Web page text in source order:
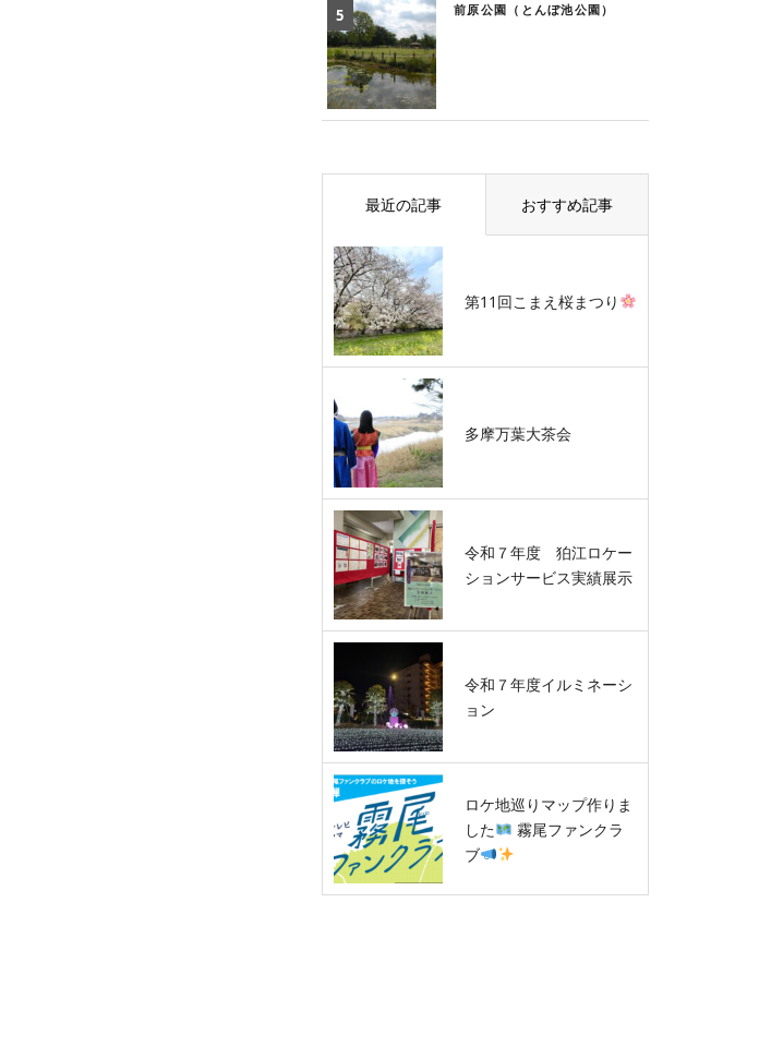
前原公園（とんぼ池公園）
最近の記事 おすすめ記事
第11回こまえ桜まつり
多摩万葉大茶会
令和７年度 狛江ロケー
ションサービス実績展示
令和７年度イルミネーシ
ョン
ロケ地巡りマップ作りま
した
霧尾ファンクラ
ブ